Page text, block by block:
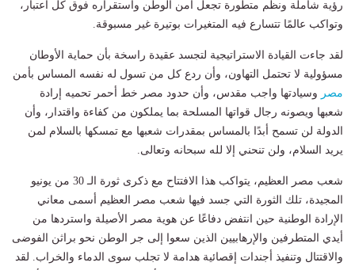
رؤية شاملة ونظم متطورة تجعل أمن الوطن واستقراره فوق كل اعتبار،
وتواكب عالمًا تتسارع فيه المتغيرات بوتيرة غير مسبوقة.
لقد جاءت القيادة الاستراتيجية لتجسد عقيدة راسخة بأن حماية الأوطان
مسؤولية لا تحتمل التهاون، وأن ردع كل من تسول له نفسه المساس بأمن
مصر وسيادتها واجب مقدس، وأن حدود مصر خط أحمر تحميه إرادة
شعبها ويصونه رجال قواتها المسلحة بما يملكون من كفاءة واقتدار، وأن
الدولة لن تسمح أبدًا بالمساس بمقدرات شعبها مع تمسكها بالسلام لمن
يريد السلام، ولن تنحني إلا لله سبحانه وتعالى.
شعب مصر العظيم، يتواكب هذا الافتتاح مع ذكرى ثورة الـ 30 من يونيو
المجيدة، تلك الثورة التي جسد فيها شعب مصر العظيم أسمى معاني
الإرادة الوطنية حين انتفض دفاعًا عن هوية مصر الأصيلة واستردها من
أيدي المتطرفين والإرهابيين الذين سعوا إلى جر الوطن نحو براثن الفوضى
والاقتتال وتنفيذ أجندات إقصائية هدامة لا تجلب سوى الدماء والخراب. لقد